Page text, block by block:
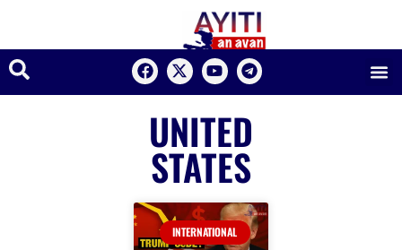
UNITED
STATES
INTERNATIONAL